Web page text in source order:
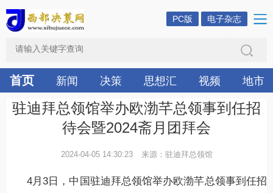
PC版 电子杂志
首页 新闻 决策 思想汇 视频 地市
驻迪拜总领馆举办欧渤芊总领事到任招
待会暨2024斋月团拜会
2024-04-05 14:30:23 来源：驻迪拜总领馆
4月3日，中国驻迪拜总领馆举办欧渤芊总领事到任招